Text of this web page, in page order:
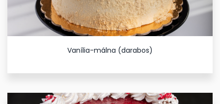
Vanília-málna (darabos)